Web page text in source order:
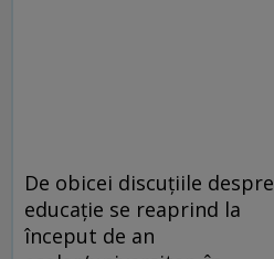
De obicei discuţiile despre
educaţie se reaprind la
început de an